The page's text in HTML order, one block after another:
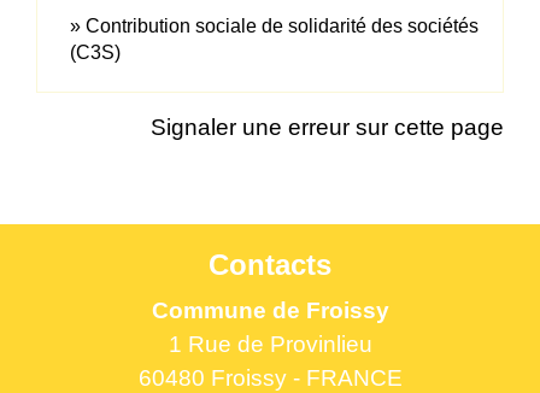
Contribution sociale de solidarité des sociétés
(C3S)
Signaler une erreur sur cette page
Contacts
Commune de Froissy
1 Rue de Provinlieu
60480 Froissy - FRANCE